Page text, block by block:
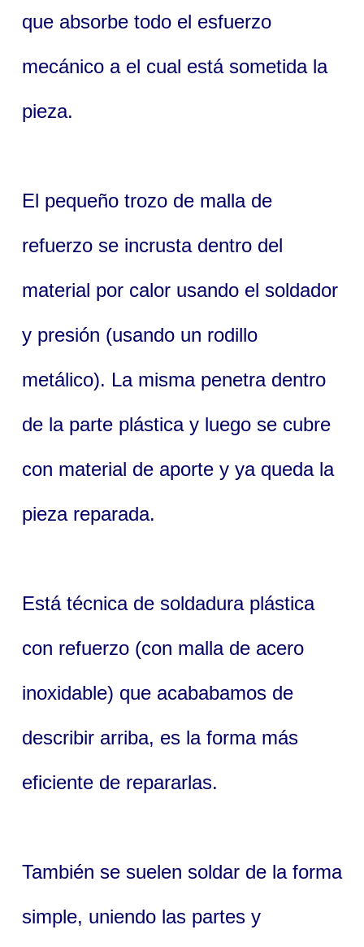
que absorbe todo el esfuerzo
mecánico a el cual está sometida la
pieza.
El pequeño trozo de malla de
refuerzo se incrusta dentro del
material por calor usando el soldador
y presión (usando un rodillo
metálico). La misma penetra dentro
de la parte plástica y luego se cubre
con material de aporte y ya queda la
pieza reparada.
Está técnica de soldadura plástica
con refuerzo (con malla de acero
inoxidable) que acababamos de
describir arriba, es la forma más
eficiente de repararlas.
También se suelen soldar de la forma
simple, uniendo las partes y